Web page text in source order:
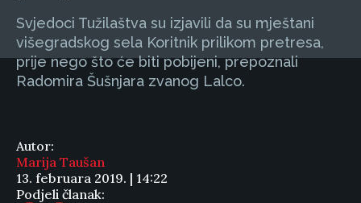
Svjedoci Tužilaštva su izjavili da su mještani
višegradskog sela Koritnik prilikom pretresa,
prije nego što će biti pobijeni, prepoznali
Radomira Šušnjara zvanog Lalco.
Autor:
Marija Taušan
13. februara 2019. | 14:22
Podjeli članak: